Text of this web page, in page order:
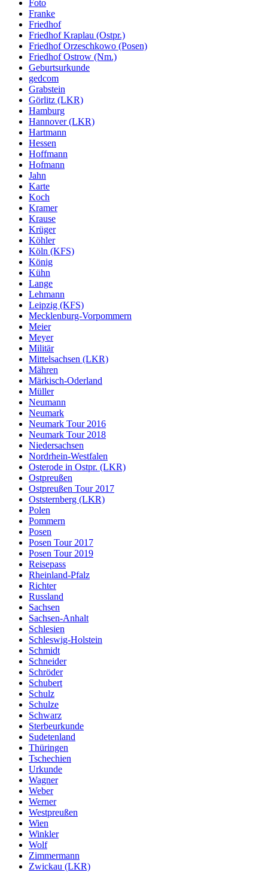
Foto
Franke
Friedhof
Friedhof Kraplau (Ostpr.)
Friedhof Orzeschkowo (Posen)
Friedhof Ostrow (Nm.)
Geburtsurkunde
gedcom
Grabstein
Görlitz (LKR)
Hamburg
Hannover (LKR)
Hartmann
Hessen
Hoffmann
Hofmann
Jahn
Karte
Koch
Kramer
Krause
Krüger
Köhler
Köln (KFS)
König
Kühn
Lange
Lehmann
Leipzig (KFS)
Mecklenburg-Vorpommern
Meier
Meyer
Militär
Mittelsachsen (LKR)
Mähren
Märkisch-Oderland
Müller
Neumann
Neumark
Neumark Tour 2016
Neumark Tour 2018
Niedersachsen
Nordrhein-Westfalen
Osterode in Ostpr. (LKR)
Ostpreußen
Ostpreußen Tour 2017
Oststernberg (LKR)
Polen
Pommern
Posen
Posen Tour 2017
Posen Tour 2019
Reisepass
Rheinland-Pfalz
Richter
Russland
Sachsen
Sachsen-Anhalt
Schlesien
Schleswig-Holstein
Schmidt
Schneider
Schröder
Schubert
Schulz
Schulze
Schwarz
Sterbeurkunde
Sudetenland
Thüringen
Tschechien
Urkunde
Wagner
Weber
Werner
Westpreußen
Wien
Winkler
Wolf
Zimmermann
Zwickau (LKR)